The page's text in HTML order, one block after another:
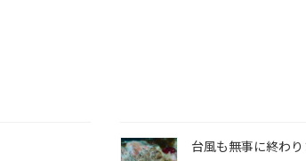
台風も無事に終わ